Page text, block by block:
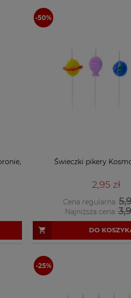
Świeczki pikery
2,95 zł
Cena regularna:
Najniższa cena:
DO